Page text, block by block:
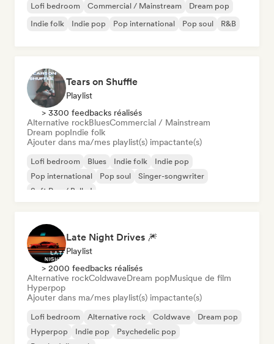
Lofi bedroom Commercial / Mainstream
Dream pop
Indie folk
Indie pop Pop international Pop soul R&B
Tears on Shuffle
Playlist
> 3300 feedbacks réalisés
Alternative rockBluesCommercial / Mainstream
Dream popIndie folk
Ajouter dans ma/mes playlist(s) impactante(s)
Lofi bedroom Blues Indie folk
Indie pop
Pop international
Pop soul
Singer-songwriter
Soft Pop / Ballad
Late Night Drives 🎆
Playlist
> 2000 feedbacks réalisés
Alternative rockColdwaveDream popMusique de film
Hyperpop
Ajouter dans ma/mes playlist(s) impactante(s)
Lofi bedroom Alternative rock Coldwave
Dream pop
Hyperpop
Indie pop
Psychedelic pop